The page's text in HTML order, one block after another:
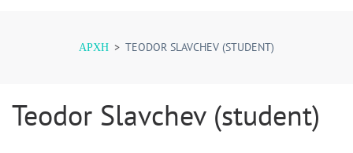
ΑΡΧΉ > TEODOR SLAVCHEV (STUDENT)
Teodor Slavchev (student)